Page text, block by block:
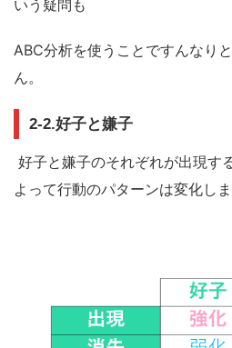
いう疑問も
ABC分析を使うことですんなり
ん。
2-2.好子と嫌子
好子と嫌子のそれぞれが出現す
よって行動のパターンは変化しま